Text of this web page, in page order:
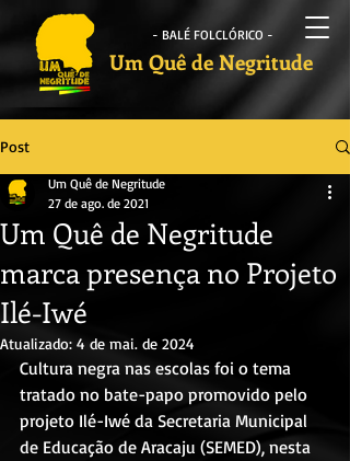
- BALÉ FOLCLÓRICO -
Um Quê de Negritude
Post
Um Quê de Negritude
marca presença no Projeto
Ilé-Iwé
Um Quê de Negritude
27 de ago. de 2021
Atualizado: 4 de mai. de 2024
Cultura negra nas escolas foi o tema
tratado no bate-papo promovido pelo
projeto Ilé-Iwé da Secretaria Municipal
de Educação de Aracaju (SEMED), nesta